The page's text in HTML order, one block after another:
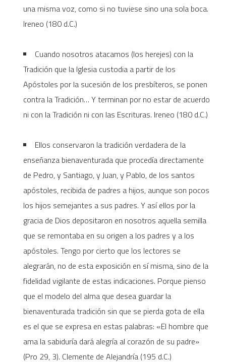
una misma voz, como si no tuviese sino una sola boca.
Ireneo (180 d.C.)
Cuando nosotros atacamos (los herejes) con la
Tradición que la Iglesia custodia a partir de los
Apóstoles por la sucesión de los presbíteros, se ponen
contra la Tradición… Y terminan por no estar de acuerdo
ni con la Tradición ni con las Escrituras. Ireneo (180 d.C.)
Ellos conservaron la tradición verdadera de la
enseñanza bienaventurada que procedía directamente
de Pedro, y Santiago, y Juan, y Pablo, de los santos
apóstoles, recibida de padres a hijos, aunque son pocos
los hijos semejantes a sus padres. Y así ellos por la
gracia de Dios depositaron en nosotros aquella semilla
que se remontaba en su origen a los padres y a los
apóstoles. Tengo por cierto que los lectores se
alegrarán, no de esta exposición en sí misma, sino de la
fidelidad vigilante de estas indicaciones. Porque pienso
que el modelo del alma que desea guardar la
bienaventurada tradición sin que se pierda gota de ella
es el que se expresa en estas palabras: «EI hombre que
ama la sabiduría dará alegría al corazón de su padre»
(Pro 29, 3). Clemente de Alejandría (195 d.C.)